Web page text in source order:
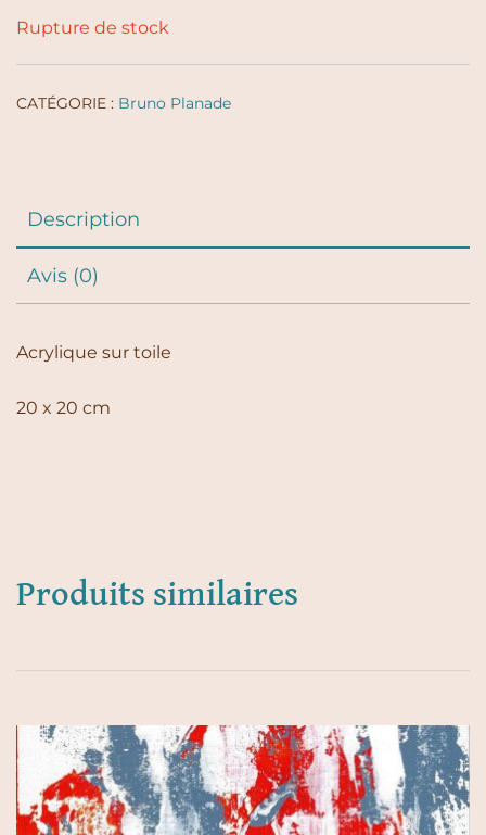
Rupture de stock
CATÉGORIE : Bruno Planade
Description
Avis (0)
Acrylique sur toile
20 x 20 cm
Produits similaires